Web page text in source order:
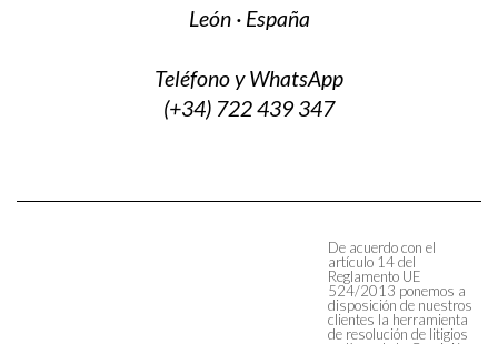
León · España
Teléfono y WhatsApp
(+34) 722 439 347
De acuerdo con el
artículo 14 del
Reglamento UE
524/2013 ponemos a
disposición de nuestros
clientes la herramienta
de resolución de litigios